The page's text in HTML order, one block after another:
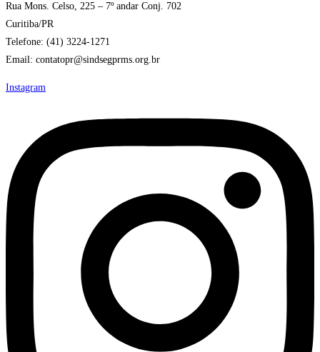
Rua Mons. Celso, 225 – 7º andar Conj. 702
Curitiba/PR
Telefone: (41) 3224-1271
Email: contatopr@sindsegprms.org.br
Instagram